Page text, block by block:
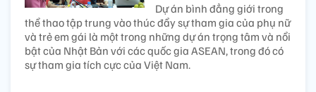
Dự án bình đẳng giới trong
thể thao tập trung vào thúc đẩy sự tham gia của phụ nữ
và trẻ em gái là một trong những dự án trọng tâm và nổi
bật của Nhật Bản với các quốc gia ASEAN, trong đó có
sự tham gia tích cực của Việt Nam.